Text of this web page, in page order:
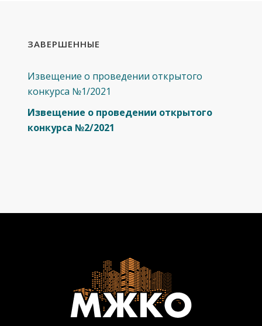
ЗАВЕРШЕННЫЕ
Извещение о проведении открытого
конкурса №1/2021
Извещение о проведении открытого
конкурса №2/2021